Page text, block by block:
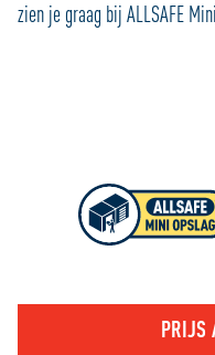
zien je graag bij ALLSAFE
PRIJS